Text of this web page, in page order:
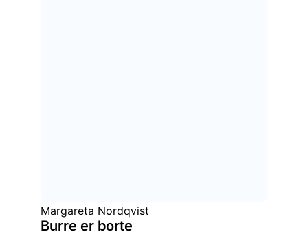
Margareta Nordqvist
Burre er borte